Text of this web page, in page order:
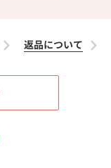
返品について